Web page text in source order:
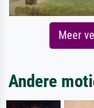
Meer
Andere